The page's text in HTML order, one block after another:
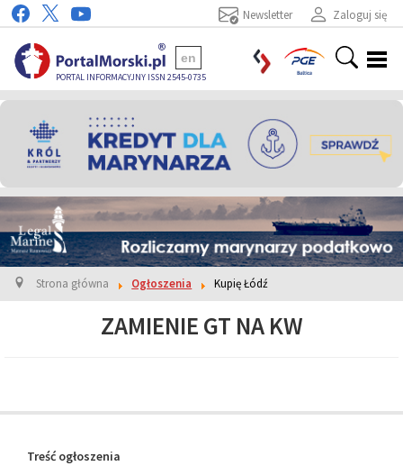
Zaloguj się
Newsletter
PORTAL INFORMACYJNY ISSN 2545-0735
en
Strona główna Ogłoszenia Kupię Łódź
ZAMIENIE GT NA KW
Treść ogłoszenia